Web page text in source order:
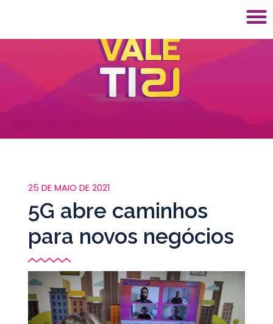
25 DE MAIO DE 2021
5G abre caminhos
para novos negócios